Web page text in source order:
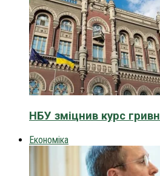
НБУ зміцнив курс
Економіка